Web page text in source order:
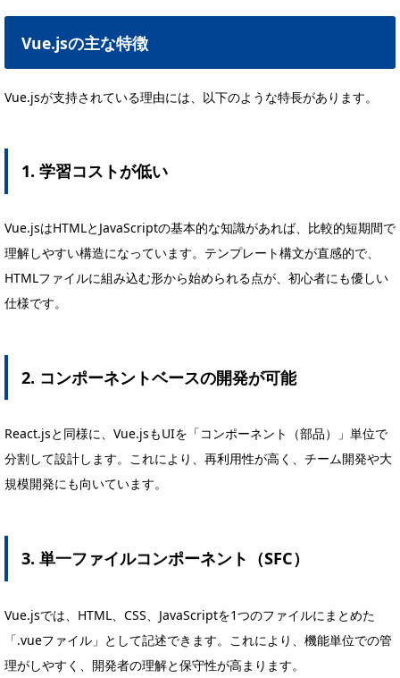
Vue.jsの主な特徴
Vue.jsが支持されている理由には、以下のような特長があります。
1. 学習コストが低い
Vue.jsはHTMLとJavaScriptの基本的な知識があれば、比較的短期間で
理解しやすい構造になっています。テンプレート構文が直感的で、
HTMLファイルに組み込む形から始められる点が、初心者にも優しい
仕様です。
2. コンポーネントベースの開発が可能
React.jsと同様に、Vue.jsもUIを「コンポーネント（部品）」単位で
分割して設計します。これにより、再利用性が高く、チーム開発や大
規模開発にも向いています。
3. 単一ファイルコンポーネント（SFC）
Vue.jsでは、HTML、CSS、JavaScriptを1つのファイルにまとめた
「.vueファイル」として記述できます。これにより、機能単位での管
理がしやすく、開発者の理解と保守性が高まります。